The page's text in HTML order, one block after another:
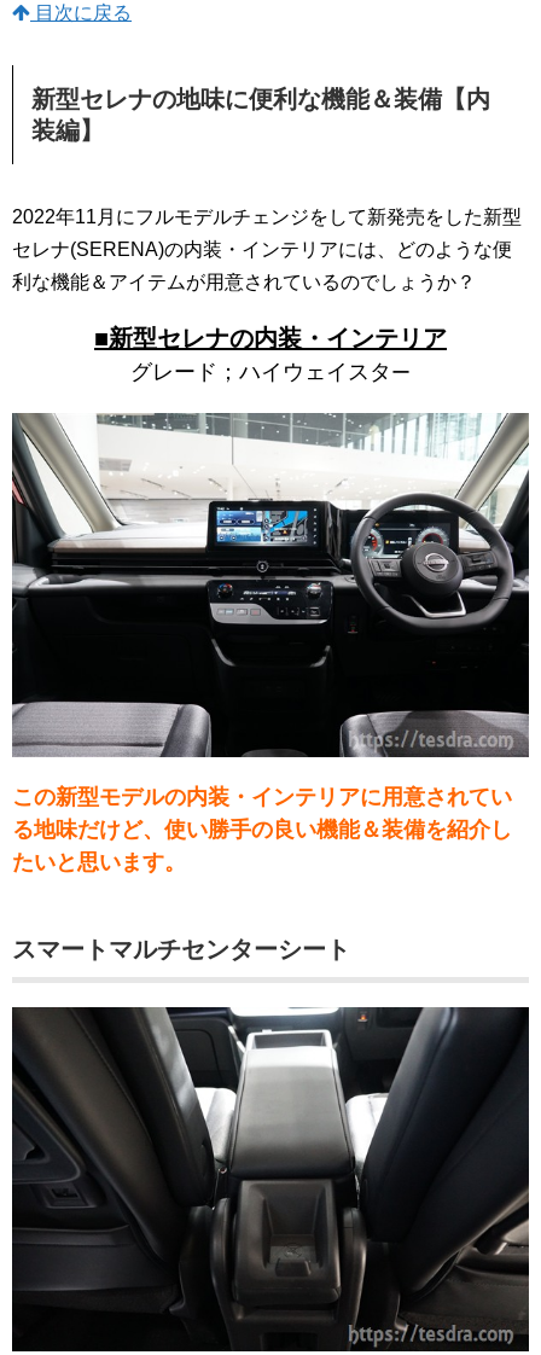
目次に戻る
新型セレナの地味に便利な機能＆装備【内
装編】
2022年11月にフルモデルチェンジをして新発売をした新型
セレナ(SERENA)の内装・インテリアには、どのような便
利な機能＆アイテムが用意されているのでしょうか？
■新型セレナの内装・インテリア
グレード；ハイウェイスタ ー
この新型モデルの内装・インテリアに用意されてい
る地味だけど、使い勝手の良い機能＆装備を紹介し
たいと思います。
スマートマルチセンターシート